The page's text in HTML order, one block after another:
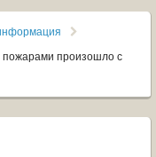
пожарами произошло с